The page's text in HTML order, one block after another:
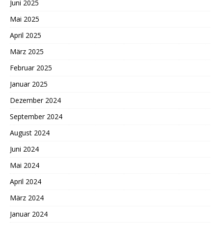
Juni 2025
Mai 2025
April 2025
März 2025
Februar 2025
Januar 2025
Dezember 2024
September 2024
August 2024
Juni 2024
Mai 2024
April 2024
März 2024
Januar 2024